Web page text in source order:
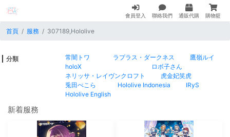
會員登入 聯絡我們 通販代購 購物籃
首頁 服務 307189,Hololive
分類 常闇トワ ラプラス・ダークネス
鷹嶺ルイ
holoX
ロボ子さん
ネリッサ・レイヴンクロフト
虎金妃笑虎
兎田ぺこら
Hololive Indonesia
IRyS
Hololive English
新着服務